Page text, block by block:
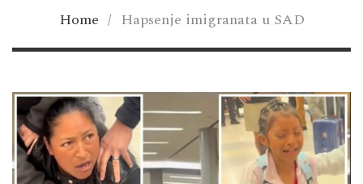
Home / Hapsenje imigranata u SAD